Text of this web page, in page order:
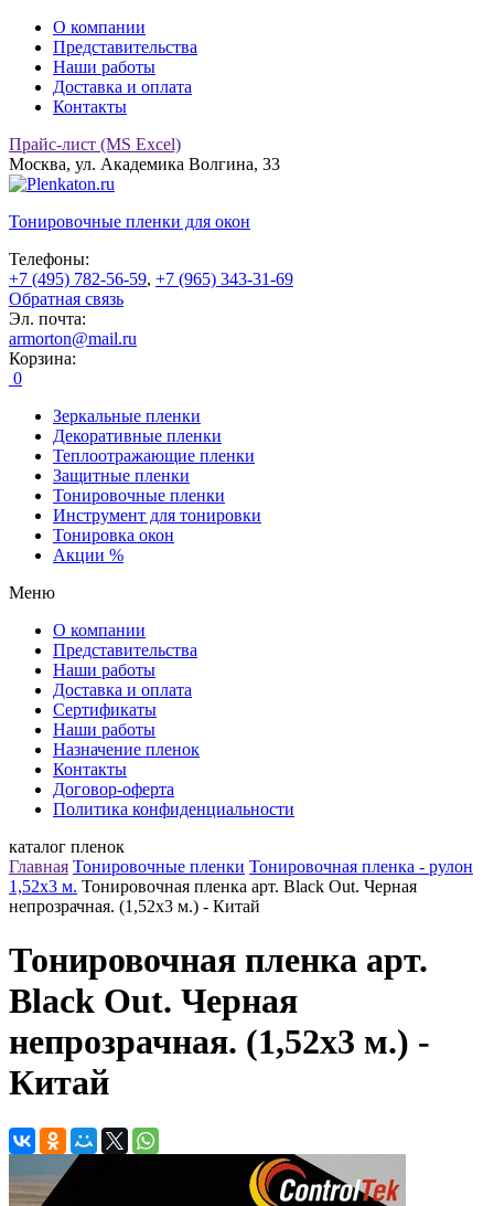
О компании
Представительства
Наши работы
Доставка и оплата
Контакты
Прайс-лист (MS Excel)
Москва, ул. Академика Волгина, 33
Тонировочные пленки для окон
Телефоны:
+7 (495) 782-56-59, +7 (965) 343-31-69
Обратная связь
Эл. почта:
armorton@mail.ru
Корзина:
0
Зеркальные пленки
Декоративные пленки
Теплоотражающие пленки
Защитные пленки
Тонировочные пленки
Инструмент для тонировки
Тонировка окон
Акции %
Меню
О компании
Представительства
Наши работы
Доставка и оплата
Сертификаты
Наши работы
Назначение пленок
Контакты
Договор-оферта
Политика конфиденциальности
каталог пленок
Главная Тонировочные пленки Тонировочная пленка - рулон
1,52х3 м. Тонировочная пленка арт. Black Out. Черная
непрозрачная. (1,52х3 м.) - Китай
Тонировочная пленка арт.
Black Out. Черная
непрозрачная. (1,52х3 м.) -
Китай